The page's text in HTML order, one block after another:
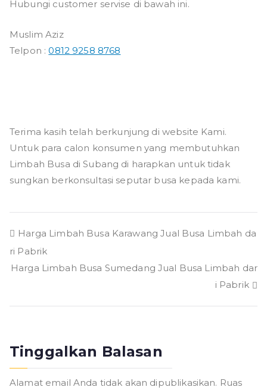
Hubungi customer servise di bawah ini.
Muslim Aziz
Telpon :0812 9258 8768
Terima kasih telah berkunjung di website Kami.
Untuk para calon konsumen yang membutuhkan
Limbah Busa di Subang di harapkan untuk tidak
sungkan berkonsultasi seputar busa kepada kami.
Navigasi
pos
Harga Limbah Busa Karawang Jual Busa Limbah da
ri Pabrik
Harga Limbah Busa Sumedang Jual Busa Limbah dar
i Pabrik
Tinggalkan Balasan
Alamat email Anda tidak akan dipublikasikan. Ruas